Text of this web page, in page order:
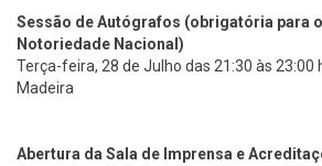
Sessão de Autógrafos (obrigatória para
Notoriedade Nacional)
Terça-feira, 28 de Julho das 21:30 às 23:00
Madeira
Abertura da Sala de Imprensa e